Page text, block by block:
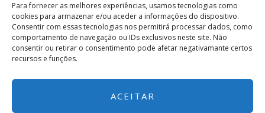
Para fornecer as melhores experiências, usamos tecnologias como
cookies para armazenar e/ou aceder a informações do dispositivo.
Consentir com essas tecnologias nos permitirá processar dados, como
comportamento de navegação ou IDs exclusivos neste site. Não
consentir ou retirar o consentimento pode afetar negativamante certos
recursos e funções.
ACEITAR